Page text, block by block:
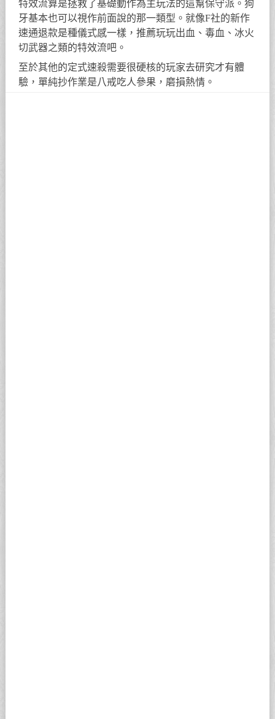
特效流算是拯救了基礎動作為主玩法的這幫保守派。狗
牙基本也可以視作前面說的那一類型。就像F社的新作
速通退款是種儀式感一樣，推薦玩玩出血、毒血、冰火
切武器之類的特效流吧。
至於其他的定式速殺需要很硬核的玩家去研究才有體
驗，單純抄作業是八戒吃人參果，磨損熱情。